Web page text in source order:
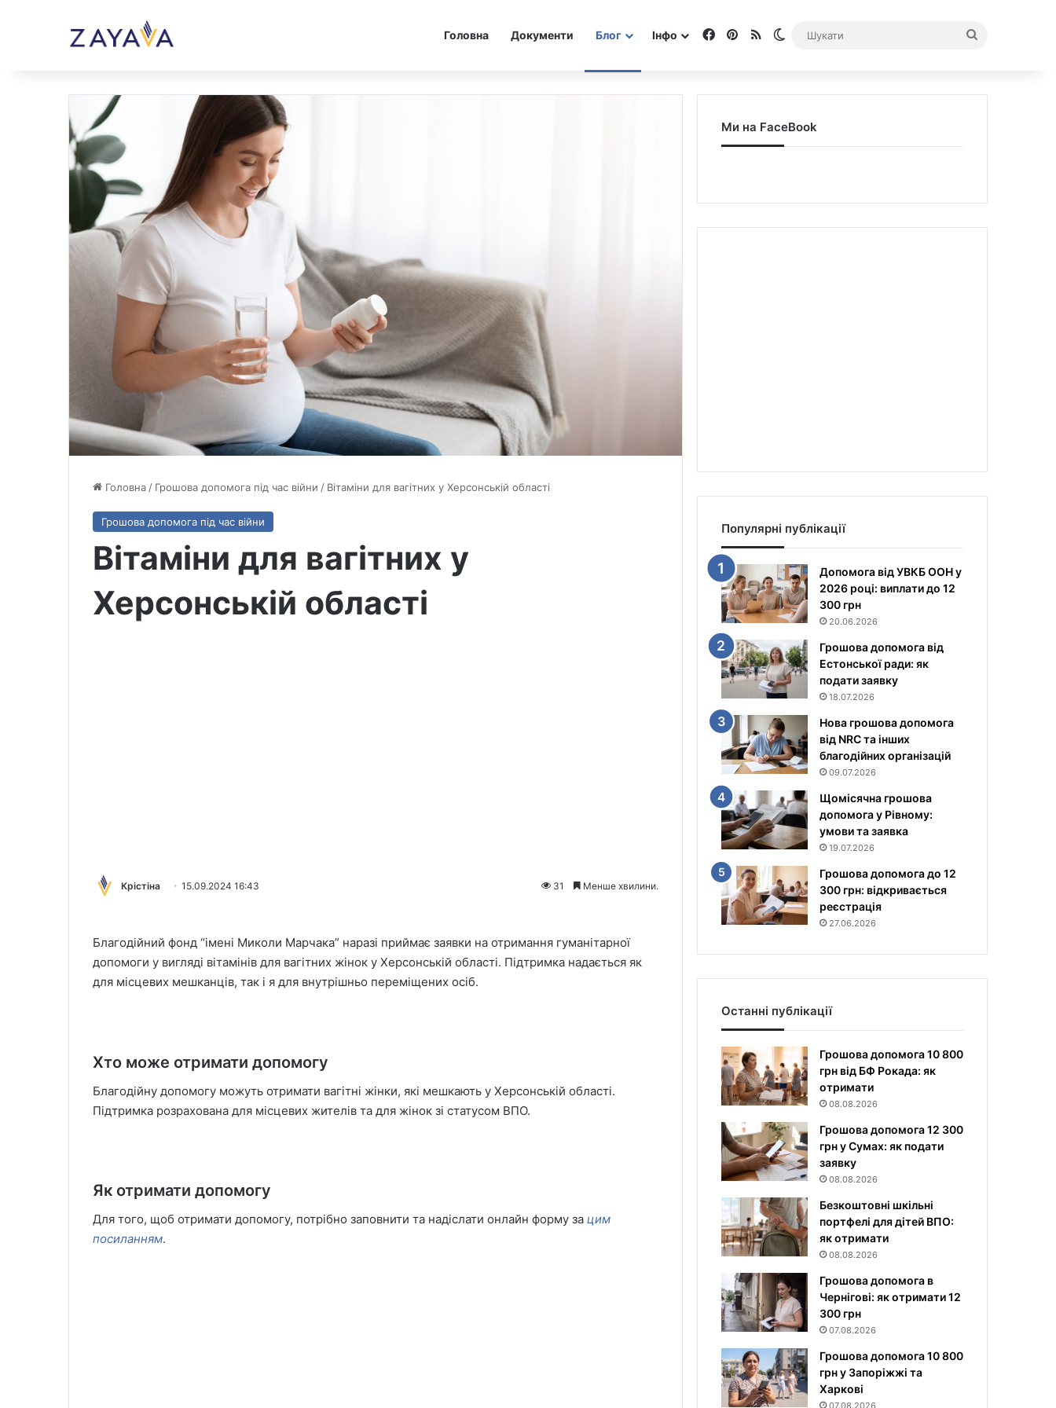
Головна Документи Блог Інфо Facebook
Pinterest
RSS Switch skin
Головна/ Грошова допомога під час війни / Вітаміни для вагітних у Херсонській області
Грошова допомога під час війни
Вітаміни для вагітних у
Херсонській області
Крістіна 15.09.2024 16:43 31 Менше хвилини.
Благодійний фонд “імені Миколи Марчака” наразі приймає заявки на отримання гуманітарної
допомоги у вигляді вітамінів для вагітних жінок у Херсонській області. Підтримка надається як
для місцевих мешканців, так і я для внутрішньо переміщених осіб.
Хто може отримати допомогу
Благодійну допомогу можуть отримати вагітні жінки, які мешкають у Херсонській області.
Підтримка розрахована для місцевих жителів та для жінок зі статусом ВПО.
Як отримати допомогу
Для того, щоб отримати допомогу, потрібно заповнити та надіслати онлайн форму за цим
посиланням.
Ми на FaceBook
Популярні публікації
Допомога від УВКБ ООН у
2026 році: виплати до 12
300 грн
20.06.2026
Грошова допомога від
Естонської ради: як
подати заявку
18.07.2026
Нова грошова допомога
від NRC та інших
благодійних організацій
09.07.2026
Щомісячна грошова
допомога у Рівному:
умови та заявка
19.07.2026
Грошова допомога до 12
300 грн: відкривається
реєстрація
27.06.2026
Останні публікації
Грошова допомога 10 800
грн від БФ Рокада: як
отримати
08.08.2026
Грошова допомога 12 300
грн у Сумах: як подати
заявку
08.08.2026
Безкоштовні шкільні
портфелі для дітей ВПО:
як отримати
08.08.2026
Грошова допомога в
Чернігові: як отримати 12
300 грн
07.08.2026
Грошова допомога 10 800
грн у Запоріжжі та
Харкові
07.08.2026